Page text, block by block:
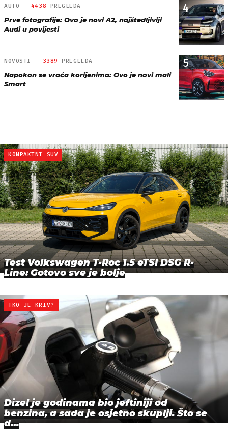
4
AUTO — 4438 PREGLEDA
Prve fotografije: Ovo je novi A2, najštedljiviji
Audi u povijesti
5
NOVOSTI — 3389 PREGLEDA
Napokon se vraća korijenima: Ovo je novi mali
Smart
KOMPAKTNI SUV
Test Volkswagen T-Roc 1.5 eTSI DSG R-
Line: Gotovo sve je bolje
TKO JE KRIV?
Dizel je godinama bio jeftiniji od
benzina, a sada je osjetno skuplji. Što se
d…